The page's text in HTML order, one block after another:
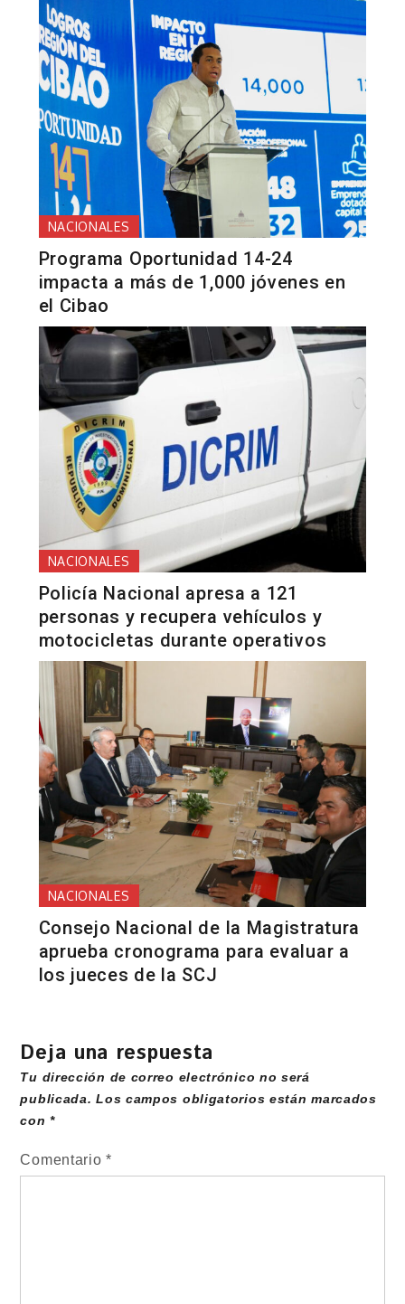
NACIONALES
Programa Oportunidad 14-24
impacta a más de 1,000 jóvenes en
el Cibao
NACIONALES
Policía Nacional apresa a 121
personas y recupera vehículos y
motocicletas durante operativos
NACIONALES
Consejo Nacional de la Magistratura
aprueba cronograma para evaluar a
los jueces de la SCJ
Deja una respuesta
Tu dirección de correo electrónico no será
publicada. Los campos obligatorios están marcados
con*
Comentario*